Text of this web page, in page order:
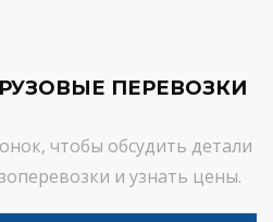
ПЕРЕВОЗКИ
чтобы обсудить детали
и узнать цены.